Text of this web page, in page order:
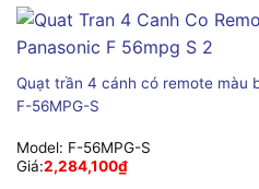
Quạt trần 4 cánh có remote màu
F-56MPG-S
Model: F-56MPG-S
Giá:2,284,100₫